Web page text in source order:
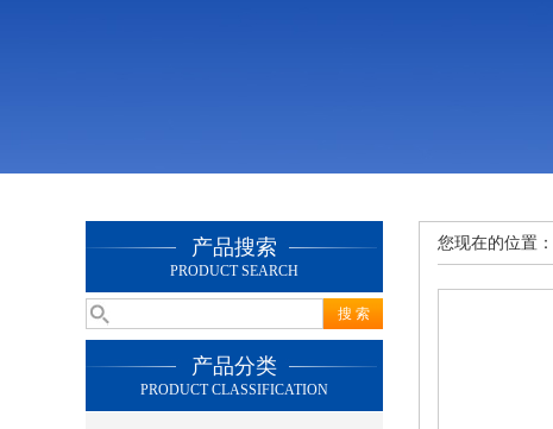
产品搜索
PRODUCT SEARCH
产品分类
PRODUCT CLASSIFICATION
您现在的位置：